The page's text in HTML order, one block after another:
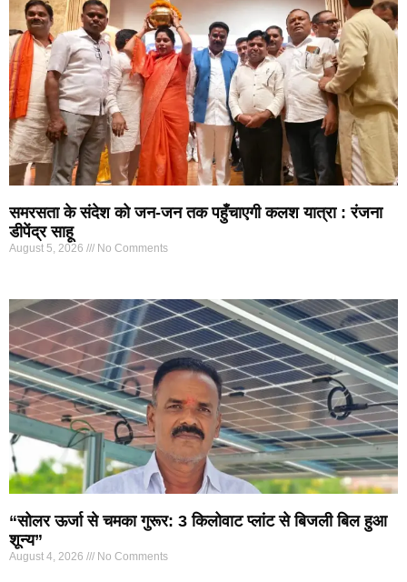
समरसता के संदेश को जन-जन तक पहुँचाएगी कलश यात्रा : रंजना
डीपेंद्र साहू
August 5, 2026 No Comments
“सोलर ऊर्जा से चमका गुरूर: 3 किलोवाट प्लांट से बिजली बिल हुआ
शून्य”
August 4, 2026 No Comments